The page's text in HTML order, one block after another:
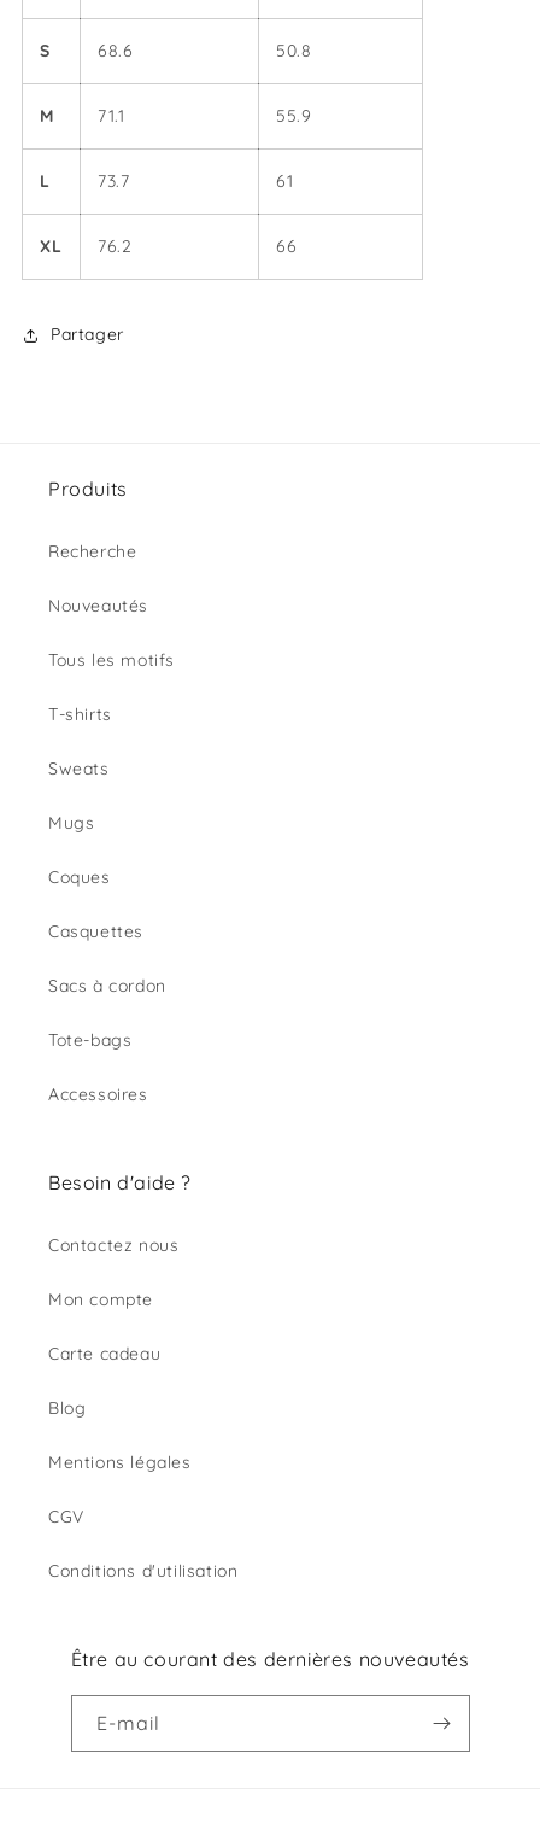
S 68.6 50.8
M 71.1 55.9
L 73.7 61
XL 76.2 66
Partager
Produits
Recherche
Nouveautés
Tous les motifs
T-shirts
Sweats
Mugs
Coques
Casquettes
Sacs à cordon
Tote-bags
Accessoires
Besoin d'aide ?
Contactez nous
Mon compte
Carte cadeau
Blog
Mentions légales
CGV
Conditions d'utilisation
Être au courant des dernières nouveautés
E-mail